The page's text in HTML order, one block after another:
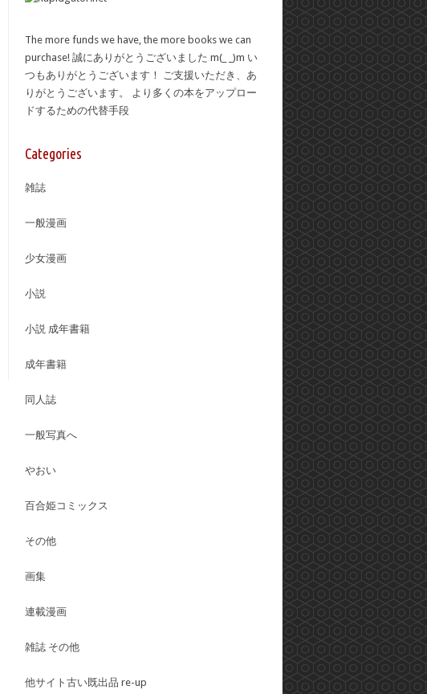
The more funds we have, the more books we can
purchase! 誠にありがとうございました m(_ _)m い
つもありがとうございます！ ご支援いただき、あ
りがとうございます。 より多くの本をアップロー
ドするための代替手段
Categories
雑誌
一般漫画
少女漫画
小説
小説 成年書籍
成年書籍
同人誌
一般写真へ
やおい
百合姫コミックス
その他
画集
連載漫画
雑誌 その他
他サイト古い既出品 re-up